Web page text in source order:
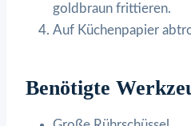
goldbraun frittieren.
Auf Küchenpapier
Benötigte